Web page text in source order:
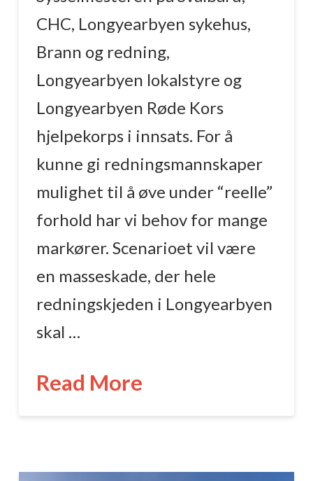
CHC, Longyearbyen sykehus,
Brann og redning,
Longyearbyen lokalstyre og
Longyearbyen Røde Kors
hjelpekorps i innsats. For å
kunne gi redningsmannskaper
mulighet til å øve under “reelle”
forhold har vi behov for mange
markører. Scenarioet vil være
en masseskade, der hele
redningskjeden i Longyearbyen
skal …
Read More